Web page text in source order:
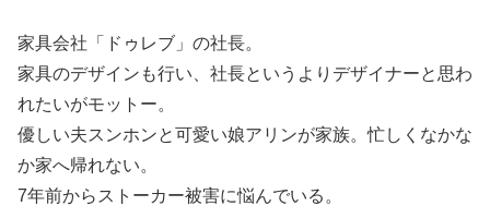
家具会社「ドゥレブ」の社長。
家具のデザインも行い、社長というよりデザイナーと思わ
れたいがモットー。
優しい夫スンホンと可愛い娘アリンが家族。忙しくなかな
か家へ帰れない。
7年前からストーカー被害に悩んでいる。